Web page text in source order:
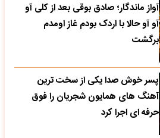
آواز ماندگار؛ صادق بوقی بعد از کلی آو
آو آو حالا با اردک بودم غاز اومدم
برگشت
پسر خوش صدا یکی از سخت ترین
آهنگ های همایون شجریان را فوق
حرفه ای اجرا کرد